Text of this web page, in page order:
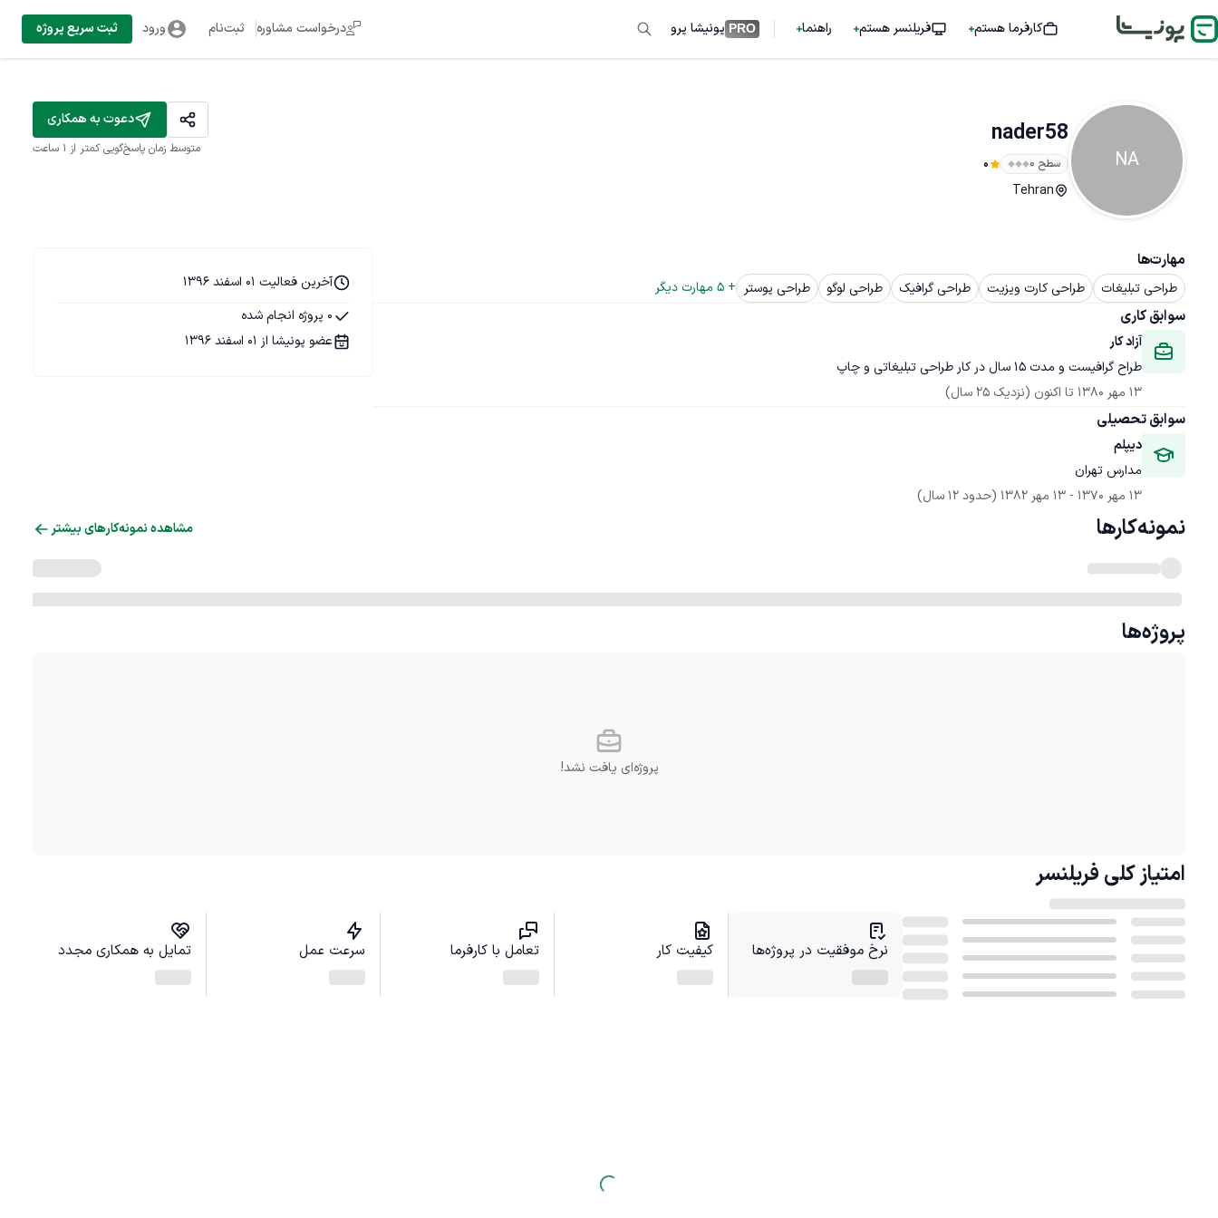
کارفرما هستم فریلنسر هستم راهنما PRO پونیشا پرو درخواست مشاوره ثبت‌نام ورود ثبت سریع پروژه
NA
nader58
سطح ۰ 0
Tehran
دعوت به همکاری
متوسط زمان پاسخ‌گویی کمتر از 1 ساعت
مهارت‌ها
طراحی تبلیغات طراحی کارت ویزیت طراحی گرافیک طراحی لوگو طراحی پوستر +
5 مهارت دیگر
سوابق کاری
آزاد کار
طراح گرافیست و مدت 15 سال در کار طراحی تبلیغاتی و چاپ
13 مهر 1380
تا اکنون (نزدیک 25 سال)
سوابق تحصیلی
دیپلم
مدارس تهران
13 مهر 1370
- 13 مهر 1382 (حدود 12 سال)
آخرین فعالیت 01 اسفند 1396
0 پروژه انجام شده
عضو پونیشا از 01 اسفند 1396
نمونه‌کارها مشاهده نمونه‌کارهای بیشتر
پروژه‌ها
پروژه‌ای یافت نشد!
امتیاز کلی فریلنسر
نرخ موفقیت در پروژه‌ها کیفیت کار تعامل با کارفرما سرعت عمل تمایل به همکاری مجدد